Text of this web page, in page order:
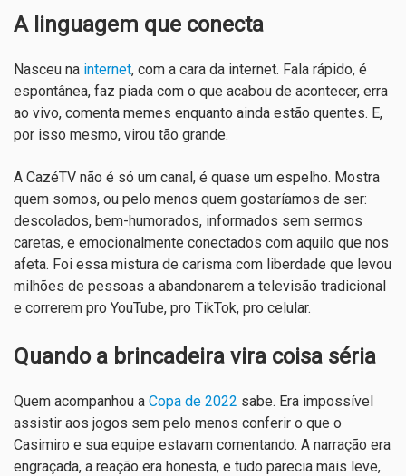
A linguagem que conecta
Nasceu na internet, com a cara da internet. Fala rápido, é
espontânea, faz piada com o que acabou de acontecer, erra
ao vivo, comenta memes enquanto ainda estão quentes. E,
por isso mesmo, virou tão grande.
A CazéTV não é só um canal, é quase um espelho. Mostra
quem somos, ou pelo menos quem gostaríamos de ser:
descolados, bem-humorados, informados sem sermos
caretas, e emocionalmente conectados com aquilo que nos
afeta. Foi essa mistura de carisma com liberdade que levou
milhões de pessoas a abandonarem a televisão tradicional
e correrem pro YouTube, pro TikTok, pro celular.
Quando a brincadeira vira coisa séria
Quem acompanhou a Copa de 2022 sabe. Era impossível
assistir aos jogos sem pelo menos conferir o que o
Casimiro e sua equipe estavam comentando. A narração era
engraçada, a reação era honesta, e tudo parecia mais leve,